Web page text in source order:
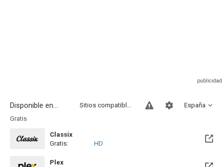
Disponible en... España
Sitios compatibles
Gratis
Classix
Gratis:
HD
Plex